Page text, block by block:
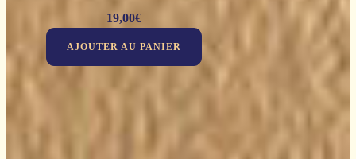
19,00€
AJOUTER AU PANIER